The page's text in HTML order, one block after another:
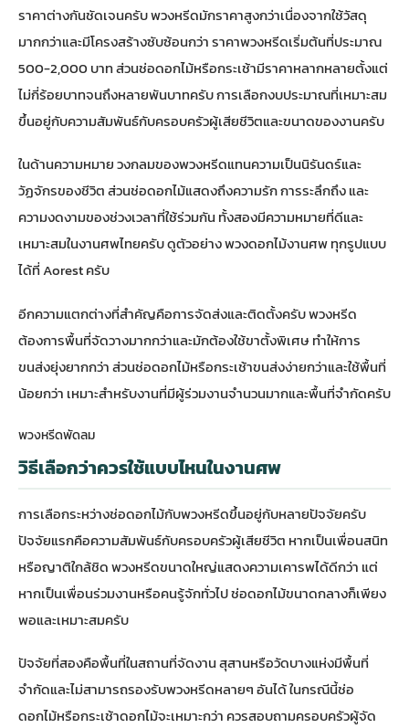
ราคาต่างกันชัดเจนครับ พวงหรีดมักราคาสูงกว่าเนื่องจากใช้วัสดุ
มากกว่าและมีโครงสร้างซับซ้อนกว่า ราคาพวงหรีดเริ่มต้นที่ประมาณ
500-2,000 บาท ส่วนช่อดอกไม้หรือกระเช้ามีราคาหลากหลายตั้งแต่
ไม่กี่ร้อยบาทจนถึงหลายพันบาทครับ การเลือกงบประมาณที่เหมาะสม
ขึ้นอยู่กับความสัมพันธ์กับครอบครัวผู้เสียชีวิตและขนาดของงานครับ
ในด้านความหมาย วงกลมของพวงหรีดแทนความเป็นนิรันดร์และ
วัฏจักรของชีวิต ส่วนช่อดอกไม้แสดงถึงความรัก การระลึกถึง และ
ความงดงามของช่วงเวลาที่ใช้ร่วมกัน ทั้งสองมีความหมายที่ดีและ
เหมาะสมในงานศพไทยครับ ดูตัวอย่าง พวงดอกไม้งานศพ ทุกรูปแบบ
ได้ที่ Aorest ครับ
อีกความแตกต่างที่สำคัญคือการจัดส่งและติดตั้งครับ พวงหรีด
ต้องการพื้นที่จัดวางมากกว่าและมักต้องใช้ขาตั้งพิเศษ ทำให้การ
ขนส่งยุ่งยากกว่า ส่วนช่อดอกไม้หรือกระเช้าขนส่งง่ายกว่าและใช้พื้นที่
น้อยกว่า เหมาะสำหรับงานที่มีผู้ร่วมงานจำนวนมากและพื้นที่จำกัดครับ
พวงหรีดพัดลม
วิธีเลือกว่าควรใช้แบบไหนในงานศพ
การเลือกระหว่างช่อดอกไม้กับพวงหรีดขึ้นอยู่กับหลายปัจจัยครับ
ปัจจัยแรกคือความสัมพันธ์กับครอบครัวผู้เสียชีวิต หากเป็นเพื่อนสนิท
หรือญาติใกล้ชิด พวงหรีดขนาดใหญ่แสดงความเคารพได้ดีกว่า แต่
หากเป็นเพื่อนร่วมงานหรือคนรู้จักทั่วไป ช่อดอกไม้ขนาดกลางก็เพียง
พอและเหมาะสมครับ
ปัจจัยที่สองคือพื้นที่ในสถานที่จัดงาน สุสานหรือวัดบางแห่งมีพื้นที่
จำกัดและไม่สามารถรองรับพวงหรีดหลายๆ อันได้ ในกรณีนี้ช่อ
ดอกไม้หรือกระเช้าดอกไม้จะเหมาะกว่า ควรสอบถามครอบครัวผู้จัด